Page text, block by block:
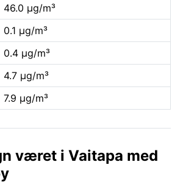
46.0 µg/m³
0.1 µg/m³
0.4 µg/m³
4.7 µg/m³
7.9 µg/m³
været i Vaitapa med